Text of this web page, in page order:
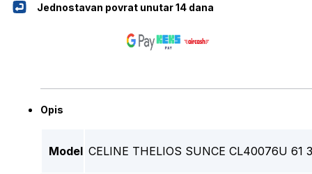
Jednostavan povrat unutar 14 dana
Opis
Model CELINE THELIOS SUNCE CL40076U 61